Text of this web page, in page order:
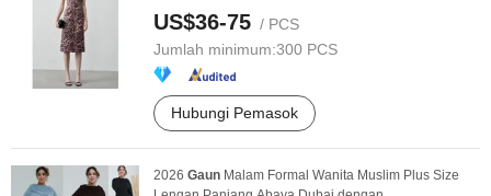
US$36-75 / PCS
Jumlah minimum:300 PCS
Hubungi Pemasok
2026 Gaun Malam Formal Wanita Muslim Plus Size